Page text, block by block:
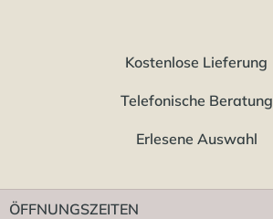
Kostenlose Lieferung
Telefonische Beratung
Erlesene Auswahl
ÖFFNUNGSZEITEN